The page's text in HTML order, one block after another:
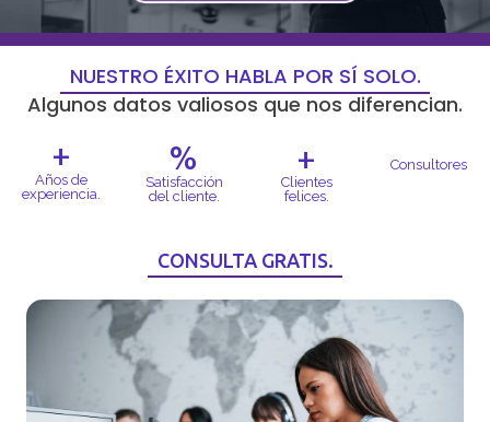
NUESTRO ÉXITO HABLA POR SÍ SOLO.
Algunos datos valiosos que nos diferencian.
+
Años de
experiencia.
%
Satisfacción
del cliente.
+
Clientes
felices.
Consultores
CONSULTA GRATIS.